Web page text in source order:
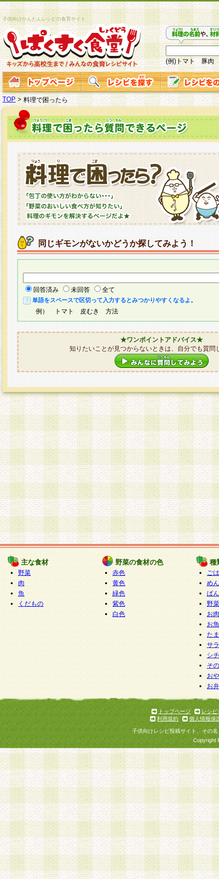
子供向けかんたんレシピの食育サイト
(例)トマト 豚肉
TOP >料理で困ったら
同じギモンがないかどうか探してみよう！
回答済み 未回答 全て
単語をスペースで区切って入力するとみつかりやすくなるよ。
例） トマト 皮むき 方法
★ワンポイントアドバイス★
知りたいことが見つからないときは、自分でも質問
主な食材
野菜
肉
魚
くだもの
野菜の食材の色
赤色
黄色
緑色
紫色
白色
種
ご
めん
ぱん
野
お
お
た
サ
シ
そ
お
お
トップページ
レシピ
利用規約
個人情報保
子供向けレシピ投稿サイト、その
Copyright